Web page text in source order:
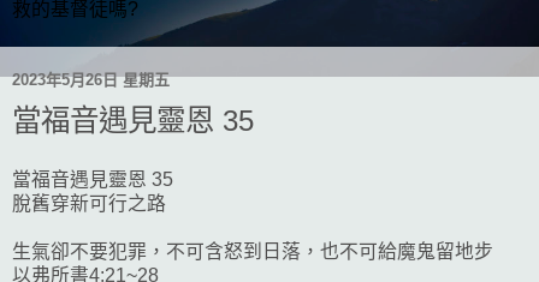
救的基督徒嗎?
2023年5月26日 星期五
當福音遇見靈恩 35
當福音遇見靈恩 35
脫舊穿新可行之路
生氣卻不要犯罪，不可含怒到日落，也不可給魔鬼留地步
以弗所書4:21~28